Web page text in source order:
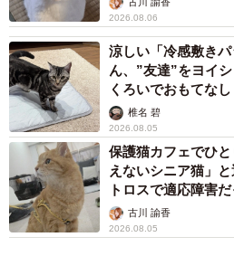
2026.08.06
涼しい「冷感敷き
ん、”友達”をヨイ
くろいでおもてなし
椎名 碧
2026.08.05
保護猫カフェでひ
えないシニア猫」
トロスで適応障害
古川 諭香
2026.08.05